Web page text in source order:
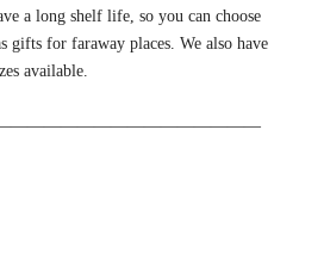
a long shelf life, so you can choose
gifts for faraway places. We also have
available.